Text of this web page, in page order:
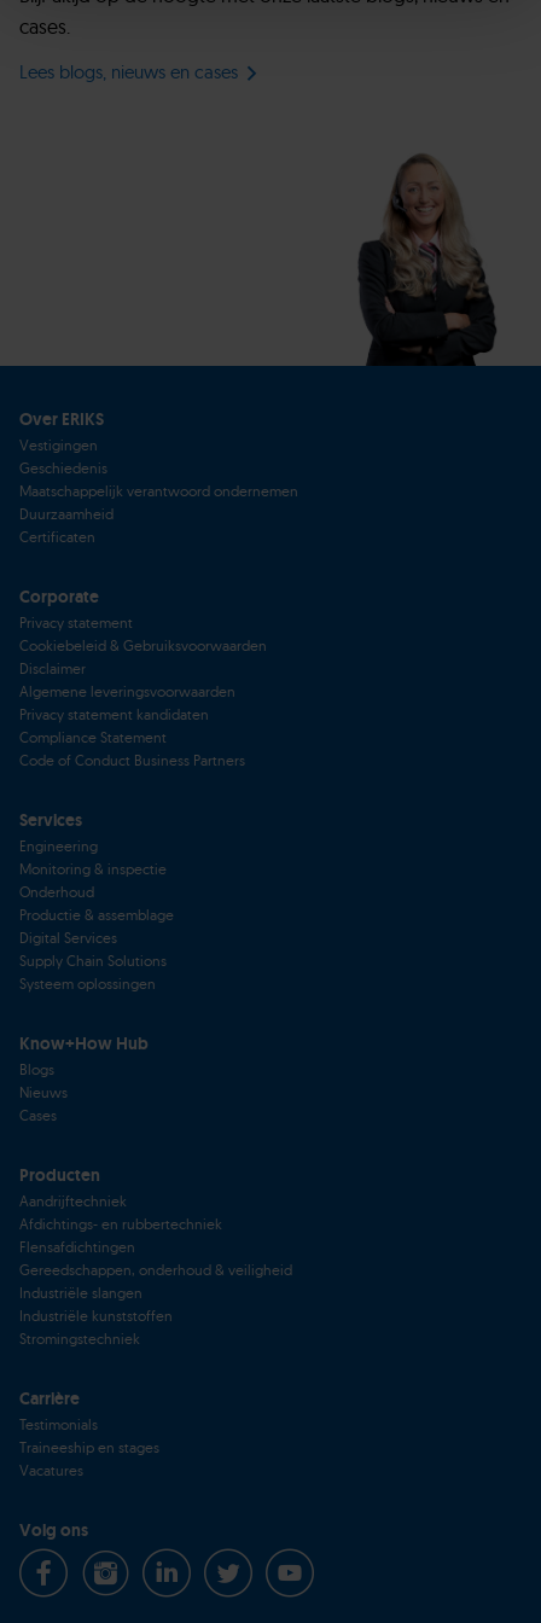
cases.
Lees blogs, nieuws en cases
Over ERIKS
Vestigingen
Geschiedenis
Maatschappelijk verantwoord ondernemen
Duurzaamheid
Certificaten
Corporate
Privacy statement
Cookiebeleid & Gebruiksvoorwaarden
Disclaimer
Algemene leveringsvoorwaarden
Privacy statement kandidaten
Compliance Statement
Code of Conduct Business Partners
Services
Engineering
Monitoring & inspectie
Onderhoud
Productie & assemblage
Digital Services
Supply Chain Solutions
Systeem oplossingen
Know+How Hub
Blogs
Nieuws
Cases
Producten
Aandrijftechniek
Afdichtings- en rubbertechniek
Flensafdichtingen
Gereedschappen, onderhoud & veiligheid
Industriële slangen
Industriële kunststoffen
Stromingstechniek
Carrière
Testimonials
Traineeship en stages
Vacatures
Volg ons